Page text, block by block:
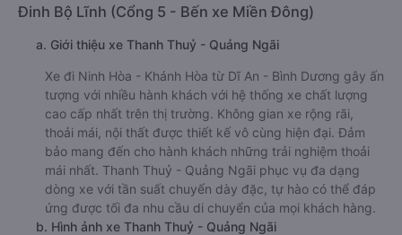
Đinh Bộ Lĩnh (Cổng 5 - Bến xe Miền Đông)
a. Giới thiệu xe Thanh Thuỷ - Quảng Ngãi
Xe đi Ninh Hòa - Khánh Hòa từ Dĩ An - Bình Dương gây ấn
tượng với nhiều hành khách với hệ thống xe chất lượng
cao cấp nhất trên thị trường. Không gian xe rộng rãi,
thoải mái, nội thất được thiết kế vô cùng hiện đại. Đảm
bảo mang đến cho hành khách những trải nghiệm thoải
mái nhất. Thanh Thuỷ - Quảng Ngãi phục vụ đa dạng
dòng xe với tần suất chuyến dày đặc, tự hào có thể đáp
ứng được tối đa nhu cầu di chuyển của mọi khách hàng.
b. Hình ảnh xe Thanh Thuỷ - Quảng Ngãi